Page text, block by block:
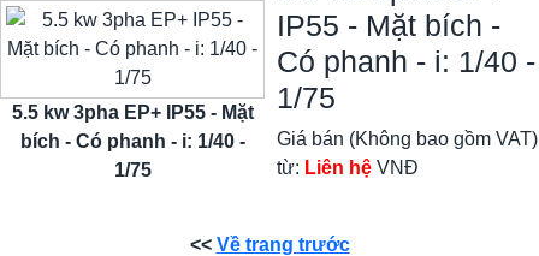
5.5 kw 3pha EP+ IP55 - Mặt
bích - Có phanh - i: 1/40 -
1/75
IP55 - Mặt bích -
Có phanh - i: 1/40 -
1/75
Giá bán (Không bao gồm VAT)
từ: Liên hệ VNĐ
<< Về trang trước